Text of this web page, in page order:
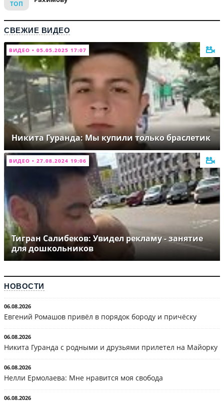
СВЕЖИЕ ВИДЕО
ВИДЕО • 05.05.2025 17:07
Никита Гуранда: Мы купили только браслетик
ВИДЕО • 27.08.2024 19:06
Тигран Салибеков: Увидел рекламу - занятие
для дошкольников
НОВОСТИ
06.08.2026
Евгений Ромашов привёл в порядок бороду и причёску
06.08.2026
Никита Гуранда с родными и друзьями прилетел на Майорку
06.08.2026
Нелли Ермолаева: Мне нравится моя свобода
06.08.2026